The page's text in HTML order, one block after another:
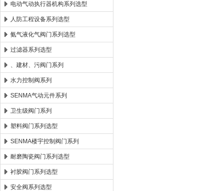
电动气动执行器机构系列选型
人防工程设备系列选型
氨气液化气阀门系列选型
过滤器系列选型
、建材、污阀门系列
水力控制阀系列
SENMA气动元件系列
卫生级阀门系列
塑料阀门系列选型
SENMA楼宇控制阀门系列
耐磨陶瓷阀门系列选型
衬胶阀门系列选型
安全阀系列选型